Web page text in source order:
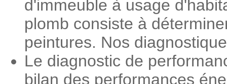
d'immeuble à usage
plomb consiste à
peintures. Nos
Le diagnostic de
bilan des performances